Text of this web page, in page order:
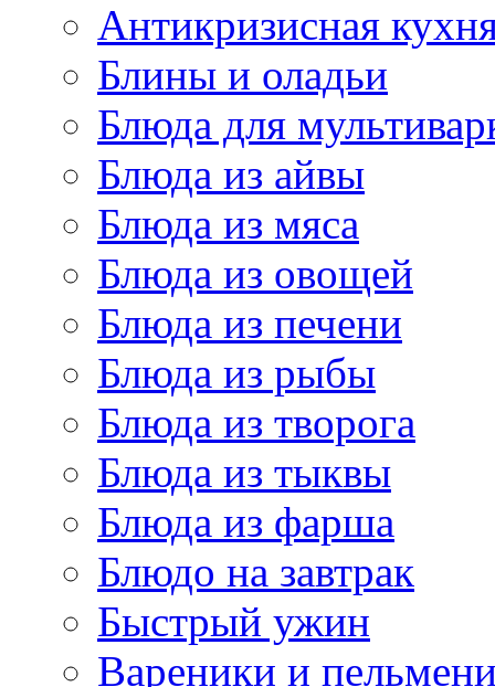
Антикризисная
Блины и оладьи
Блюда для
Блюда из айвы
Блюда из мяса
Блюда из овощей
Блюда из печени
Блюда из рыбы
Блюда из творога
Блюда из тыквы
Блюда из фарша
Блюдо на завтрак
Быстрый ужин
Вареники и